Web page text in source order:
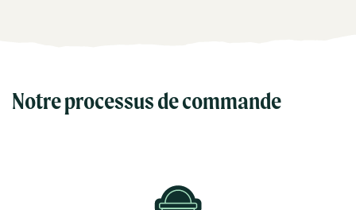
Notre processus de commande